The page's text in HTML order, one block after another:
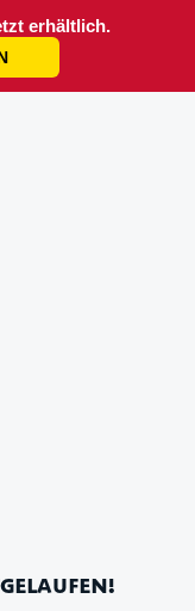
erhältlich.